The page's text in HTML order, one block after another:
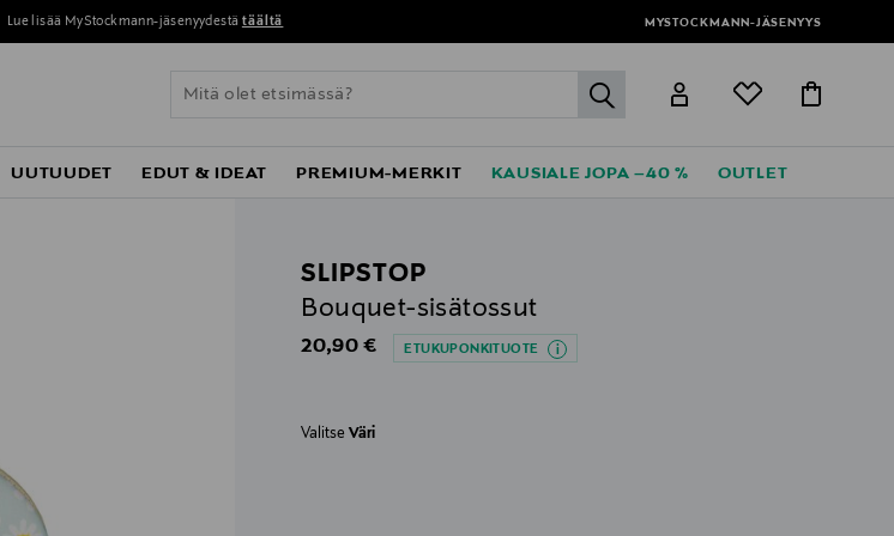
Lue lisää MyStockmann-jäsenyydestä täältä MYSTOCKMANN-JÄSENYYS
label.header.go
UUTUUDET EDUT & IDEAT PREMIUM-MERKIT KAUSIALE JOPA –40 % OUTLET
SLIPSTOP
Bouquet-sisätossut
Original Price
20,90 € ETUKUPONKITUOTE
ValitseVäri